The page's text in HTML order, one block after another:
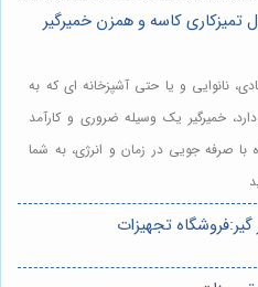
تمیزکاری کاسه و همزن خمیرگیر
نانوایی و یا حتی آشپزخانه ای که به
خمیرگیر یک وسیله ضروری و کارآمد
صرفه جویی در زمان و انرژی، به شما
تجهیزات